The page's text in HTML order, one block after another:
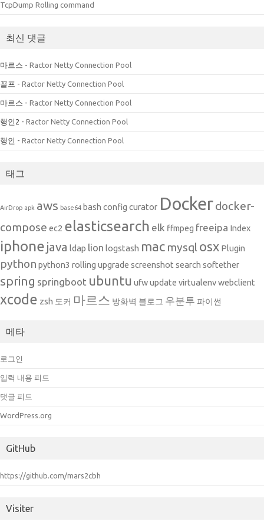
TcpDump Rolling command
최신 댓글
마르스 - Ractor Netty Connection Pool
꼴프 - Ractor Netty Connection Pool
마르스 - Ractor Netty Connection Pool
행인2 - Ractor Netty Connection Pool
행인 - Ractor Netty Connection Pool
태그
AirDrop apk aws base64 bash config curator Dockerdocker-
compose ec2 elasticsearch elk ffmpeg freeipa Index
iphone java ldap lion logstash mac mysql osx Plugin
python python3 rolling upgrade screenshot search softether
spring springboot ubuntu ufwupdate virtualenvwebclient
xcode zsh 도커 마르스 방화벽 블로그 우분투 파이썬
메타
로그인
입력 내용 피드
댓글 피드
WordPress.org
GitHub
https://github.com/mars2cbh
Visiter